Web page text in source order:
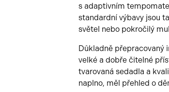
s adaptivním
standardní výbavy jsou
světel nebo pokročilý
Důkladně přepracovaný
velké a dobře čitelné
tvarovaná sedadla a
naplno, měl přehled o